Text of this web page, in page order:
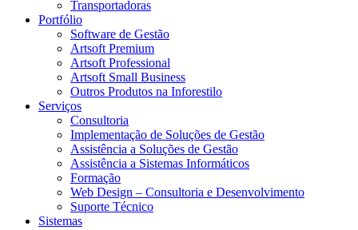
Transportadoras
Portfólio
Software de Gestão
Artsoft Premium
Artsoft Professional
Artsoft Small Business
Outros Produtos na Inforestilo
Serviços
Consultoria
Implementação de Soluções de Gestão
Assistência a Soluções de Gestão
Assistência a Sistemas Informáticos
Formação
Web Design – Consultoria e Desenvolvimento
Suporte Técnico
Sistemas